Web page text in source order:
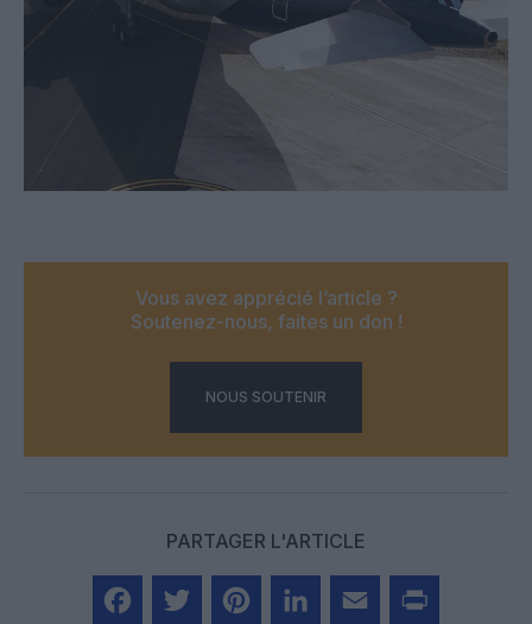
Vous avez apprécié l’article ?
Soutenez-nous, faites un don !
NOUS SOUTENIR
PARTAGER L'ARTICLE